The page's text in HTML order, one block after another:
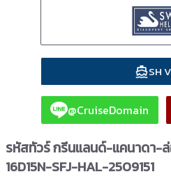
SH
@CruiseDomain
รหัสทัวร์ กรีนแลนด์-แคนาดา-
16D15N-SFJ-HAL-2509151